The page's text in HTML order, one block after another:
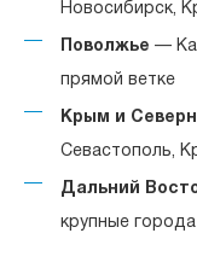
Новосибирск,
Поволжье —
прямой ветке
Крым и
Севастополь,
Дальний
крупные